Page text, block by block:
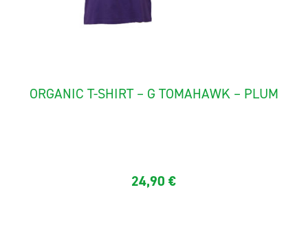
ORGANIC T-SHIRT – G TOMAHAWK – PLUM
24,90€